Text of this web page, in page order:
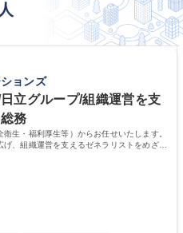
ョンズ
立グループ/組織運営を支
務
生・福利厚生等）からお任せいたします。
、組織運営を支えるゼネラリストをめざせ